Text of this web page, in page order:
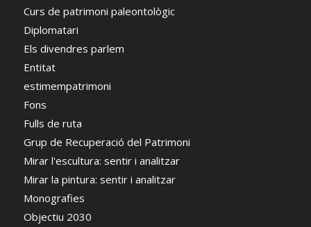
Curs de patrimoni paleontològic
Diplomatari
Els divendres parlem
Entitat
estimempatrimoni
Fons
Fulls de ruta
Grup de Recuperació del Patrimoni
Mirar l'escultura: sentir i analitzar
Mirar la pintura: sentir i analitzar
Monografies
Objectiu 2030